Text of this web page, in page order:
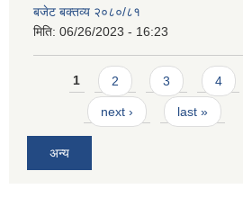
बजेट बक्तव्य २०८०/८१
मिति: 06/26/2023 - 16:23
Pages
1 2 3 4
next › last »
अन्य